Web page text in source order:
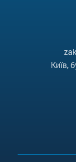
Київ,